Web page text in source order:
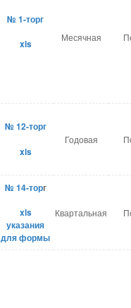
№ 1-торг
xls
Месячная
№ 12-торг
xls
Годовая
№ 14-торг
xls
указания
для формы
Квартальная